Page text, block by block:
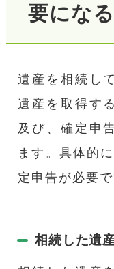
要にな
遺産を相続し
遺産を取得す
及び、確定申
ます。具体的
定申告が必要で
相続した遺